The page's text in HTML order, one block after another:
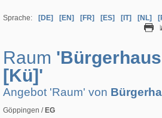
Sprache: [DE] [EN] [FR] [ES] [IT] [NL]
Raum
[Kü]'
Angebot 'Raum' von
Göppingen / EG